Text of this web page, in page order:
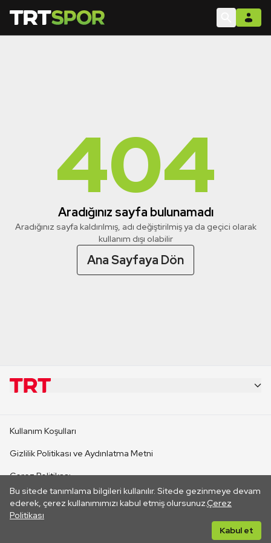
404
Aradığınız sayfa bulunamadı
Aradığınız sayfa kaldırılmış, adı değiştirilmiş ya da geçici olarak
kullanım dışı olabilir
Ana Sayfaya Dön
Bu sitede tanımlama bilgileri kullanılır. Sitede gezinmeye devam
ederek, çerez kullanımımızı kabul etmiş olursunuz.Çerez
Politikası
Kabul et
CANLI YAYINLAR
Kullanım Koşulları
Gizlilik Politikası ve Aydınlatma Metni
Çerez Politikası
İletişim
Her hakkı saklıdır. ©2026 TRT. Bağlantı yoluyla gidilen dış